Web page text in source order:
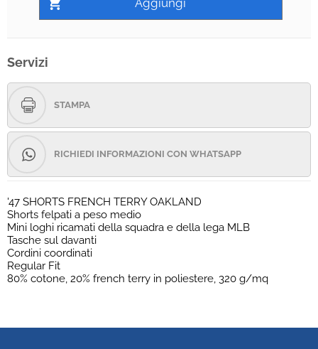
Servizi
STAMPA
RICHIEDI INFORMAZIONI CON WHATSAPP
'47 SHORTS FRENCH TERRY OAKLAND
Shorts felpati a peso medio
Mini loghi ricamati della squadra e della lega MLB
Tasche sul davanti
Cordini coordinati
Regular Fit
80% cotone, 20% french terry in poliestere, 320 g/mq